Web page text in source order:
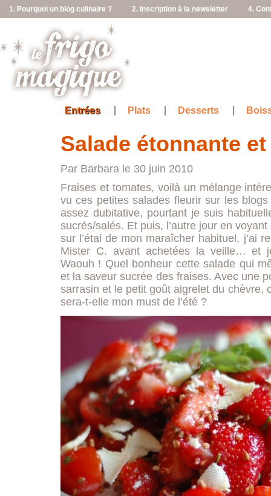
1. Pourquoi un blog culinaire ? 2. Inscription à la newsletter 4.
Entrées Plats Desserts
Salade étonnante
Par Barbara le 30 juin 2010
Fraises et tomates, voilà un mélange
vu ces petites salades fleurir sur les
assez dubitative, pourtant je suis
sucrés/salés. Et puis, l’autre jour en
sur l’étal de mon maraîcher habituel, j’ai
Mister C. avant achetées la veille… et
Waouh ! Quel bonheur cette salade qui
et la saveur sucrée des fraises. Avec une
sarrasin et le petit goût aigrelet du chèvre,
sera-t-elle mon must de l’été ?